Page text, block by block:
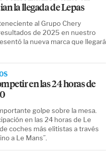
la llegada de Lepas
al Grupo Chery
de 2025 en nuestro
la nueva marca que llegará
en las 24 horas de
golpe sobre la mesa.
en las 24 horas de Le
coches más elitistas a través
a Le Mans”.